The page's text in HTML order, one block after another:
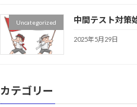
Uncategorized 中間テスト対策
2025年5月29日
カテゴリー